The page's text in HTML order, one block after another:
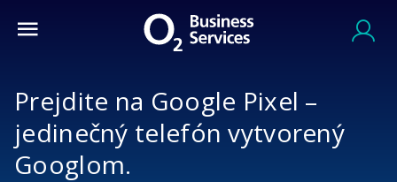
Prejdite na Google Pixel –
jedinečný telefón vytvorený
Googlom.